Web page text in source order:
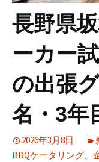
プ
長野県
ーカー
の出張
名・3年
2026年3月8日
BBQケータリング、